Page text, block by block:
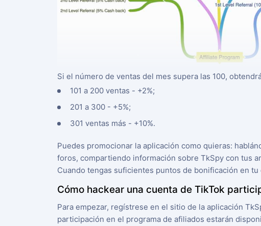
Si el número de ventas del mes supera las 100,
101 a 200 ventas - +2%;
201 a 300 - +5%;
301 ventas más - +10%.
Puedes promocionar la aplicación como quieras:
foros, compartiendo información sobre TkSpy con tus
Cuando tengas suficientes puntos de bonificación en
Cómo hackear una cuenta de TikTok
Para empezar, regístrese en el sitio de la aplicación
participación en el programa de afiliados estarán